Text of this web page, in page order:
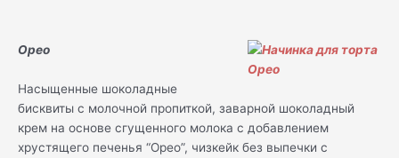
Орео
Насыщенные шоколадные
бисквиты с молочной пропиткой, заварной шоколадный
крем на основе сгущенного молока с добавлением
хрустящего печенья “Орео”, чизкейк без выпечки с